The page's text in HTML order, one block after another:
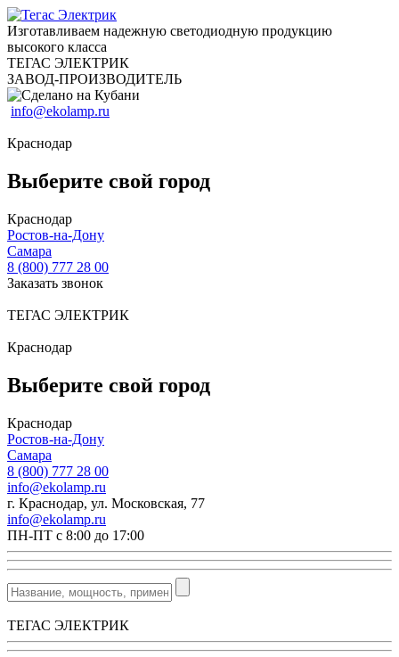
Изготавливаем надежную светодиодную продукцию
высокого класса
ТЕГАС ЭЛЕКТРИК
ЗАВОД-ПРОИЗВОДИТЕЛЬ
info@ekolamp.ru
Краснодар
Выберите свой город
Краснодар
Ростов-на-Дону
Самара
8 (800) 777 28 00
Заказать звонок
ТЕГАС ЭЛЕКТРИК
Краснодар
Выберите свой город
Краснодар
Ростов-на-Дону
Самара
8 (800) 777 28 00
info@ekolamp.ru
г. Краснодар, ул. Московская, 77
info@ekolamp.ru
ПН-ПТ с 8:00 до 17:00
ТЕГАС ЭЛЕКТРИК